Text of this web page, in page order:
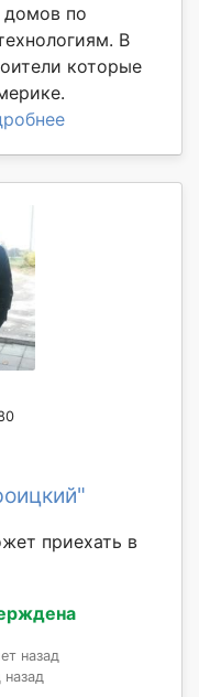
домов по
В
которые
приехать в
назад